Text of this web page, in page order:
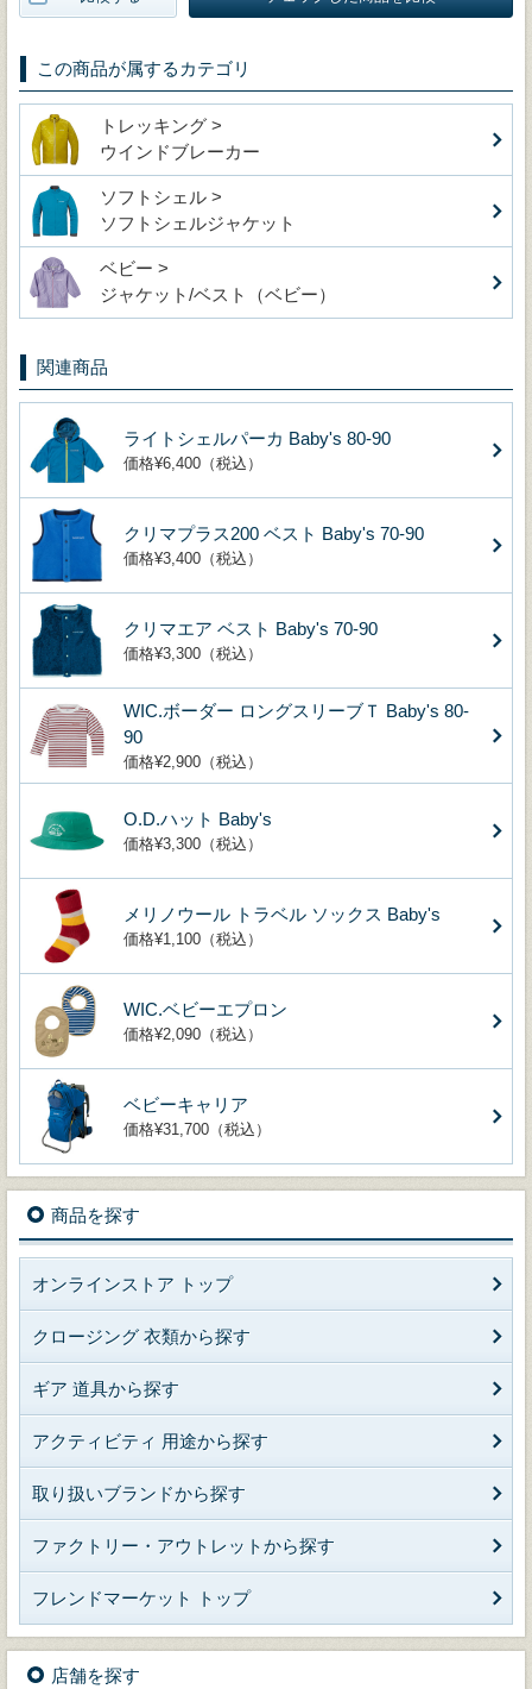
この商品が属するカテゴリ
トレッキング >
ウインドブレーカー
ソフトシェル >
ソフトシェルジャケット
ベビー >
ジャケット/ベスト（ベビー）
関連商品
ライトシェルパーカ Baby's 80-90
価格¥6,400（税込）
クリマプラス200 ベスト Baby's 70-90
価格¥3,400（税込）
クリマエア ベスト Baby's 70-90
価格¥3,300（税込）
WIC.ボーダー ロングスリーブＴ Baby's 80-
90
価格¥2,900（税込）
O.D.ハット Baby's
価格¥3,300（税込）
メリノウール トラベル ソックス Baby's
価格¥1,100（税込）
WIC.ベビーエプロン
価格¥2,090（税込）
ベビーキャリア
価格¥31,700（税込）
商品を探す
オンラインストア トップ
クロージング 衣類から探す
ギア 道具から探す
アクティビティ 用途から探す
取り扱いブランドから探す
ファクトリー・アウトレットから探す
フレンドマーケット トップ
店舗を探す